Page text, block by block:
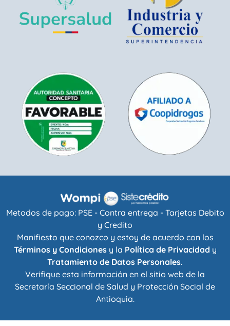
Metodos de pago: PSE - Contra entrega - Tarjetas Debito
y Credito
Manifiesto que conozco y estoy de acuerdo con los
Términos y Condicionesy la Política de Privacidad y
Tratamiento de Datos Personales.
Verifique esta información en el sitio web de la
Secretaría Seccional de Salud y Protección Social de
Antioquia.